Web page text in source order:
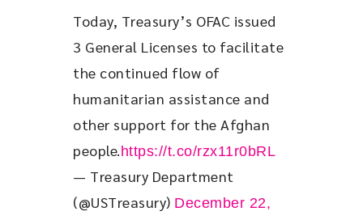
Today, Treasury’s OFAC issued
3 General Licenses to facilitate
the continued flow of
humanitarian assistance and
other support for the Afghan
people. https://t.co/rzx11r0bRL
— Treasury Department
(@USTreasury) December 22,